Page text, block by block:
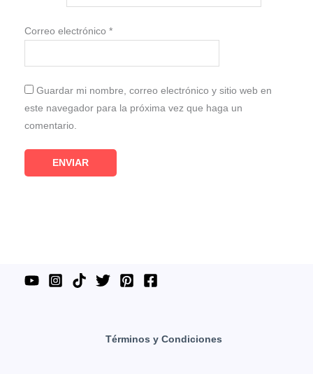
Correo electrónico *
Guardar mi nombre, correo electrónico y sitio web en
este navegador para la próxima vez que haga un
comentario.
Términos y Condiciones